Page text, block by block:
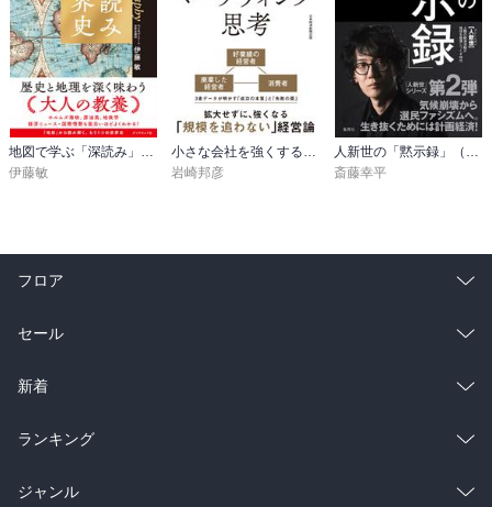
伊藤敏
岩崎邦彦
斎藤幸平
フロア
総合
ラノベ
雑誌・グラビア
BL・TL
セール
総合
ラノベ
雑誌・グラビア
新着
総合
ラノベ
ランキング
総合
ジャンル